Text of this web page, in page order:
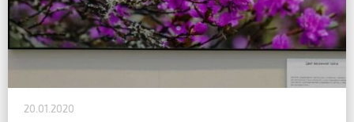
20.01.2020